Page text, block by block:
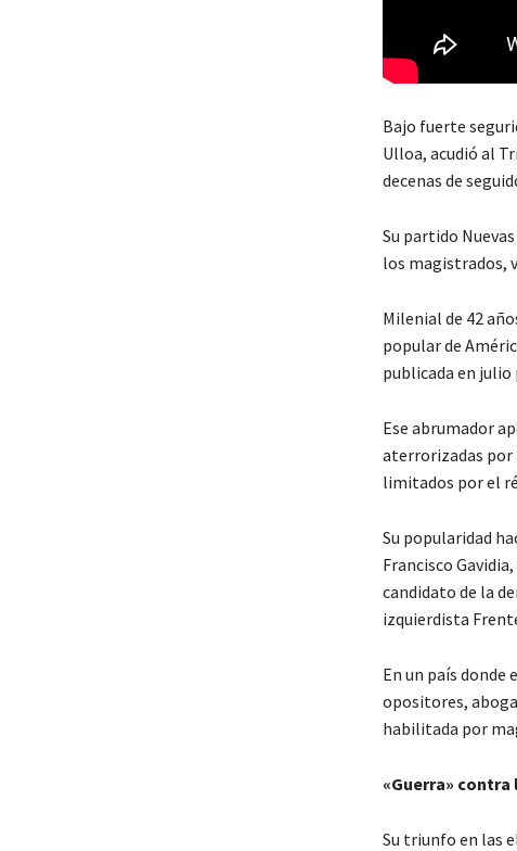
Bajo fuerte
Ulloa, acudió al
decenas de
Su partido
los magistrados,
Milenial de 42
popular de
publicada en
Ese abrumador
aterrorizadas por
limitados por el
Su popularidad
Francisco
candidato de la
izquierdista
En un país donde
opositores,
habilitada por
«Guerra» contra
Su triunfo en las